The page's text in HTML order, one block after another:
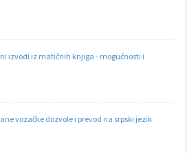
izvodi iz matičnih knjiga - mogućnosti i
vozačke dozvole i prevod na srpski jezik